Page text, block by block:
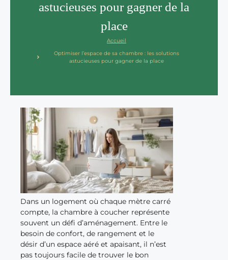
astucieuses pour gagner de la
place
Accueil
Optimiser l’espace de sa chambre : les solutions
astucieuses pour gagner de la place
Dans un logement où chaque mètre carré
compte, la chambre à coucher représente
souvent un défi d’aménagement. Entre le
besoin de confort, de rangement et le
désir d’un espace aéré et apaisant, il n’est
pas toujours facile de trouver le bon